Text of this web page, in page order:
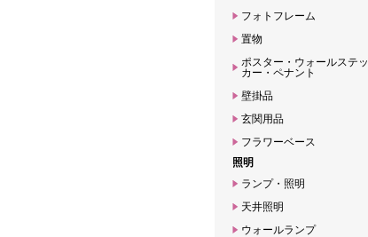
フォトフレーム
置物
ポスター・ウォールステッ
カー・ペナント
壁掛品
玄関用品
フラワーベース
照明
ランプ・照明
天井照明
ウォールランプ